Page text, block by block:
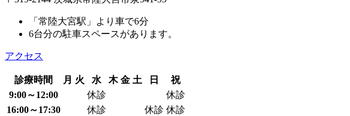
「常陸大宮駅」より車で6分
6台分の駐車スペースがあります。
アクセス
診療時間 月 火 水 木 金 土 日
祝
9:00～12:00
休診
休診
16:00～17:30
休診 休診 休診